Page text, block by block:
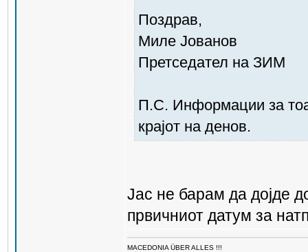
Поздрав,
Миле Јованов
Претседател на ЗИМ
П.С. Информации за
крајот на денов.
Јас не барам да дојде
првичниот датум за
MACEDONIA ÜBER ALLES !!!